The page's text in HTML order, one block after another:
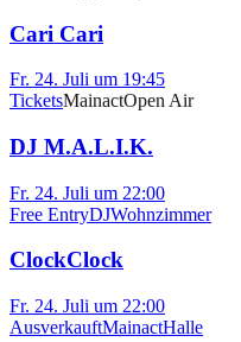
Cari Cari
Fr. 24. Juli um 19:45
TicketsMainactOpen Air
DJ M.A.L.I.K.
Fr. 24. Juli um 22:00
Free EntryDJWohnzimmer
ClockClock
Fr. 24. Juli um 22:00
AusverkauftMainactHalle